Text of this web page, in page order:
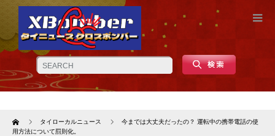
Home タイローカルニュース
今までは大丈夫だったの？ 運転中の携帯電話の使
用方法について罰則化。